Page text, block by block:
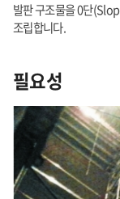
발판 구조물을 0단
조립합니다.
필요성